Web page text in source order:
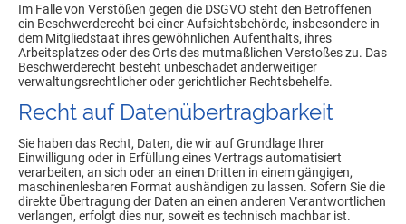
Im Falle von Verstößen gegen die DSGVO steht den Betroffenen
ein Beschwerderecht bei einer Aufsichtsbehörde, insbesondere in
dem Mitgliedstaat ihres gewöhnlichen Aufenthalts, ihres
Arbeitsplatzes oder des Orts des mutmaßlichen Verstoßes zu. Das
Beschwerderecht besteht unbeschadet anderweitiger
verwaltungsrechtlicher oder gerichtlicher Rechtsbehelfe.
Recht auf Daten­übertrag­barkeit
Sie haben das Recht, Daten, die wir auf Grundlage Ihrer
Einwilligung oder in Erfüllung eines Vertrags automatisiert
verarbeiten, an sich oder an einen Dritten in einem gängigen,
maschinenlesbaren Format aushändigen zu lassen. Sofern Sie die
direkte Übertragung der Daten an einen anderen Verantwortlichen
verlangen, erfolgt dies nur, soweit es technisch machbar ist.